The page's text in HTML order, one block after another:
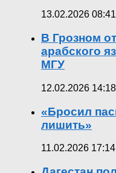
13.02.2026 08:41
В Грозном
арабского
МГУ
12.02.2026 14:18
«Бросил
лишить»
11.02.2026 17:14